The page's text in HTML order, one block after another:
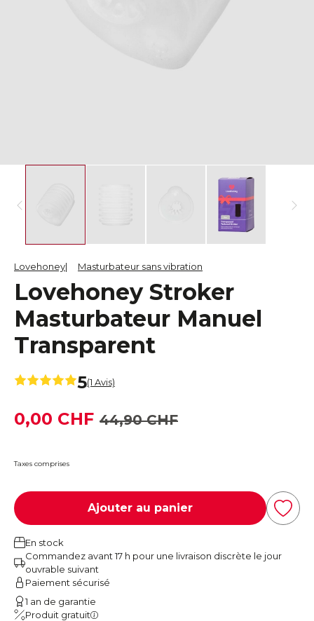
Lovehoney Masturbateur sans vibration
Lovehoney Stroker
Masturbateur Manuel
Transparent
5(1 Avis)
44,90 CHF
0,00 CHF
Taxes comprises
Ajouter au panier
En stock
Commandez avant 17 h pour une livraison discrète le jour
ouvrable suivant
Paiement sécurisé
1 an de garantie
Produit gratuit